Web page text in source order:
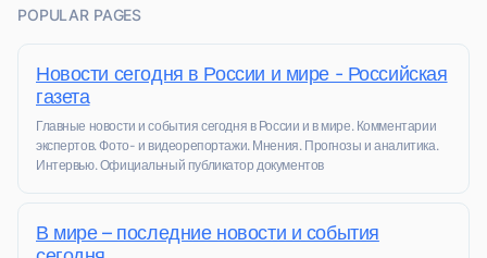
POPULAR PAGES
Новости сегодня в России и мире - Российская
газета
Главные новости и события сегодня в России и в мире. Комментарии
экспертов. Фото- и видеорепортажи. Мнения. Прогнозы и аналитика.
Интервью. Официальный публикатор документов
В мире – последние новости и события